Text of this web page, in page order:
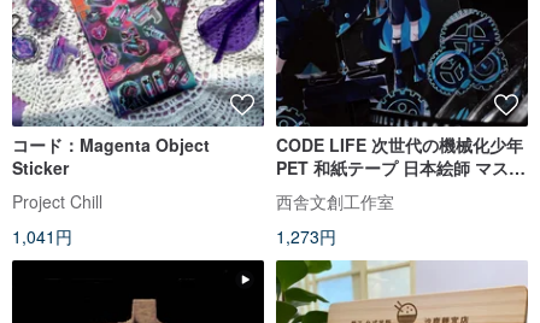
コード：Magenta Object
Sticker
Project Chill
1,041円
CODE LIFE 次世代の機械化少年
PET 和紙テープ 日本絵師 マスキ
ングテープ
西舎文創工作室
1,273円